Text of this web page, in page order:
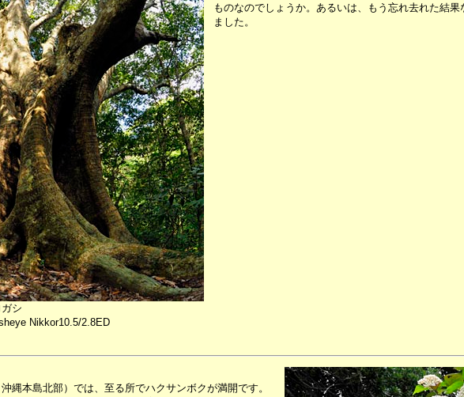
シ
Nikkor10.5/2.8ED
ものなのでしょうか。あるいは、もう忘れ去れた結
ました。
縄本島北部）では、至る所でハクサンボクが満開です。